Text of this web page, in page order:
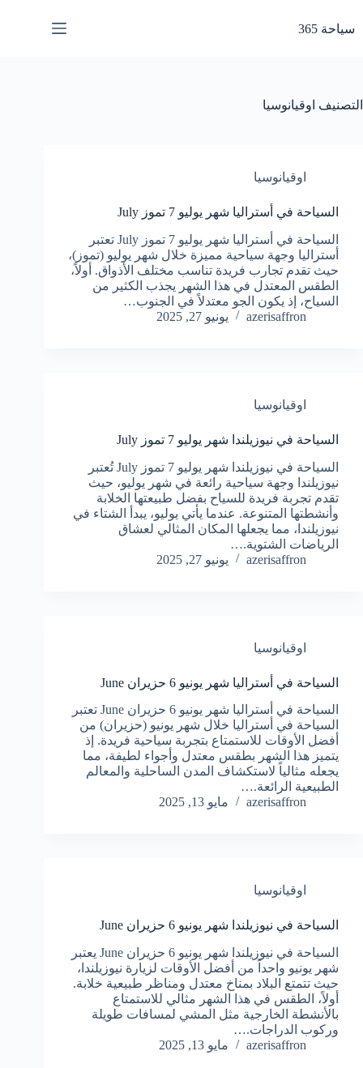
المحتوى
سياحة 365
التصنيف اوقيانوسيا
اوقيانوسيا
السياحة في أستراليا شهر يوليو 7 تموز July
السياحة في أستراليا شهر يوليو 7 تموز July تعتبر
أستراليا وجهة سياحية مميزة خلال شهر يوليو (تموز)،
حيث تقدم تجارب فريدة تناسب مختلف الأذواق. أولاً،
الطقس المعتدل في هذا الشهر يجذب الكثير من
السياح، إذ يكون الجو معتدلاً في الجنوب…
azerisaffron
يونيو 27, 2025
اوقيانوسيا
السياحة في نيوزيلندا شهر يوليو 7 تموز July
السياحة في نيوزيلندا شهر يوليو 7 تموز July تُعتبر
نيوزيلندا وجهة سياحية رائعة في شهر يوليو، حيث
تقدم تجربة فريدة للسياح بفضل طبيعتها الخلابة
وأنشطتها المتنوعة. عندما يأتي يوليو، يبدأ الشتاء في
نيوزيلندا، مما يجعلها المكان المثالي لعشاق
الرياضات الشتوية.…
azerisaffron
يونيو 27, 2025
اوقيانوسيا
السياحة في أستراليا شهر يونيو 6 حزيران June
السياحة في أستراليا شهر يونيو 6 حزيران June تعتبر
السياحة في أستراليا خلال شهر يونيو (حزيران) من
أفضل الأوقات للاستمتاع بتجربة سياحية فريدة. إذ
يتميز هذا الشهر بطقس معتدل وأجواء لطيفة، مما
يجعله مثالياً لاستكشاف المدن الساحلية والمعالم
الطبيعية الرائعة.…
azerisaffron
مايو 13, 2025
اوقيانوسيا
السياحة في نيوزيلندا شهر يونيو 6 حزيران June
السياحة في نيوزيلندا شهر يونيو 6 حزيران June يعتبر
شهر يونيو واحداً من أفضل الأوقات لزيارة نيوزيلندا،
حيث تتمتع البلاد بمناخ معتدل ومناظر طبيعية خلابة.
أولاً، الطقس في هذا الشهر مثالي للاستمتاع
بالأنشطة الخارجية مثل المشي لمسافات طويلة
وركوب الدراجات.…
azerisaffron
مايو 13, 2025